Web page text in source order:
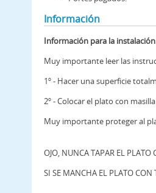
Información
Información para la
Muy importante leer las
1º - Hacer una superficie
2º - Colocar el plato con
Muy importante proteger al
OJO, NUNCA TAPAR EL PLATO
SI SE MANCHA EL PLATO CON